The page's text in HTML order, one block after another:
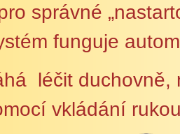
správné
funguje
léčit duchovně,
vkládání